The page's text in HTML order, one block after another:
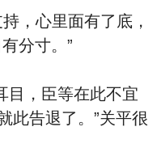
心里面有了底，
分寸。”
，臣等在此不宜
此告退了。”关平很